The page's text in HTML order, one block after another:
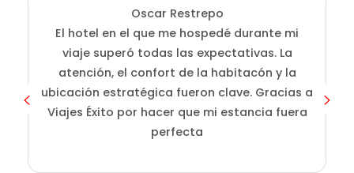
Oscar Restrepo
El hotel en el que me hospedé durante mi
viaje superó todas las expectativas. La
atención, el confort de la habitacón y la
ubicación estratégica fueron clave. Gracias a
Viajes Éxito por hacer que mi estancia fuera
perfecta